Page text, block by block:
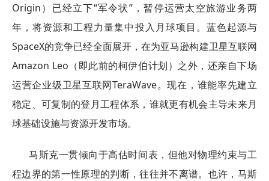
Origin）已经立下“军令状”，暂停运营太空旅游业务两
年，将资源和工程力量集中投入月球项目。蓝色起源与
SpaceX的竞争已经全面展开，在为亚马逊构建卫星互联网
Amazon Leo（即此前的柯伊伯计划）之外，还亲自下场
运营企业级卫星互联网TeraWave。现在，谁能率先建立
稳定、可复制的登月工程体系，谁就更有机会主导未来月
球基础设施与资源开发市场。
马斯克一贯倾向于高估时间表，但他对物理约束与工
程边界的第一性原理的判断，往往并不离谱。也许，马斯